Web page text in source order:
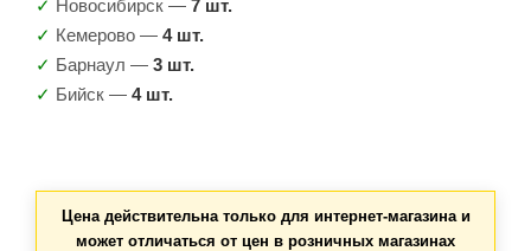
✓ Новосибирск — 7 шт.
✓ Кемерово — 4 шт.
✓ Барнаул — 3 шт.
✓ Бийск — 4 шт.
Цена действительна только для интернет-магазина и
может отличаться от цен в розничных магазинах